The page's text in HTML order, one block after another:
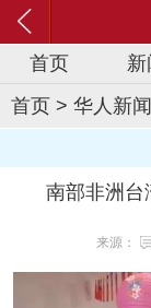
首页
新
首页 > 华人新闻
南部非洲台
来源：